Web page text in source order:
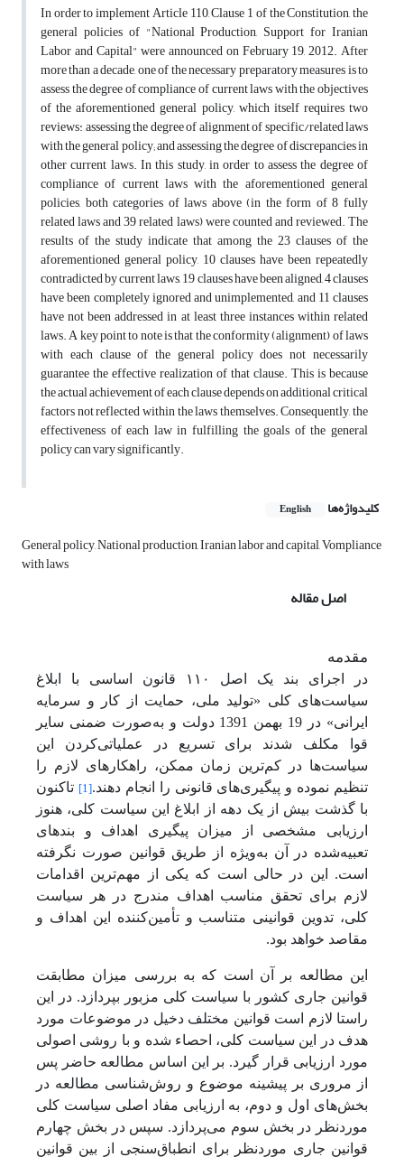
In order to implement Article 110, Clause 1 of the Constitution, the
general policies of "National Production, Support for Iranian
Labor and Capital" were announced on February 19, 2012. After
more than a decade, one of the necessary preparatory measures is to
assess the degree of compliance of current laws with the objectives
of the aforementioned general policy, which itself requires two
reviews: assessing the degree of alignment of specific/related laws
with the general policy; and assessing the degree of discrepancies in
other current laws. In this study, in order to assess the degree of
compliance of current laws with the aforementioned general
policies, both categories of laws above (in the form of 8 fully
related laws and 39 related laws) were counted and reviewed. The
results of the study indicate that among the 23 clauses of the
aforementioned general policy, 10 clauses have been repeatedly
contradicted by current laws, 19 clauses have been aligned, 4 clauses
have been completely ignored and unimplemented, and 11 clauses
have not been addressed in at least three instances within related
laws. A key point to note is that the conformity (alignment) of laws
with each clause of the general policy does not necessarily
guarantee the effective realization of that clause. This is because
the actual achievement of each clause depends on additional critical
factors not reflected within the laws themselves. Consequently, the
effectiveness of each law in fulfilling the goals of the general
policy can vary significantly.
کلیدواژه‌ها English
General policy, National production, Iranian labor and capital, Vompliance
with laws
اصل مقاله
مقدمه
در اجرای بند یک اصل ۱۱۰ قانون اساسی با ابلاغ
سیاست‌های کلی «تولید ملی، حمایت از کار و سرمایه
ایرانی» در 19 بهمن 1391 دولت و به‌صورت ضمنی سایر
قوا مکلف شدند برای تسریع در عملیاتی‌کردن این
سیاست‌ها در کم‌ترین زمان ممکن، راهکارهای لازم را
تنظیم نموده و پیگیری‌های قانونی را انجام دهند.[1] تاکنون
با گذشت بیش از یک دهه از ابلاغ این سیاست کلی، هنوز
ارزیابی مشخصی از میزان پیگیری اهداف و بندهای
تعبیه‌شده در آن به‌ویژه از طریق قوانین صورت نگرفته
است. این در حالی است که یکی از مهم‌ترین اقدامات
لازم برای تحقق مناسب اهداف مندرج در هر سیاست
کلی، تدوین قوانینی متناسب و تأمین‌کننده این اهداف و
مقاصد خواهد بود.
این مطالعه بر آن است که به بررسی میزان مطابقت
قوانین جاری کشور با سیاست کلی مزبور بپردازد. در این
راستا لازم است قوانین مختلف دخیل در موضوعات مورد
هدف در این سیاست کلی، احصاء شده و با روشی اصولی
مورد ارزیابی قرار گیرد. بر ‌این ‌اساس مطالعه حاضر پس
از مروری بر پیشینه موضوع و روش‌شناسی مطالعه در
بخش‌های اول و دوم، به ارزیابی مفاد اصلی سیاست کلی
موردنظر در بخش سوم می‌پردازد. سپس در بخش چهارم
قوانین جاری موردنظر برای انطباق‌سنجی از بین قوانین